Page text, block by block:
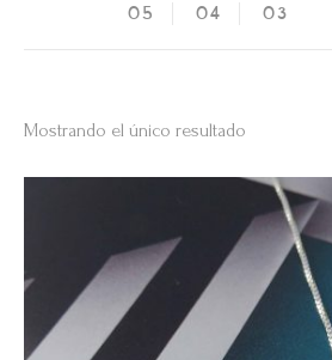
05 04 03
Mostrando el único resultado